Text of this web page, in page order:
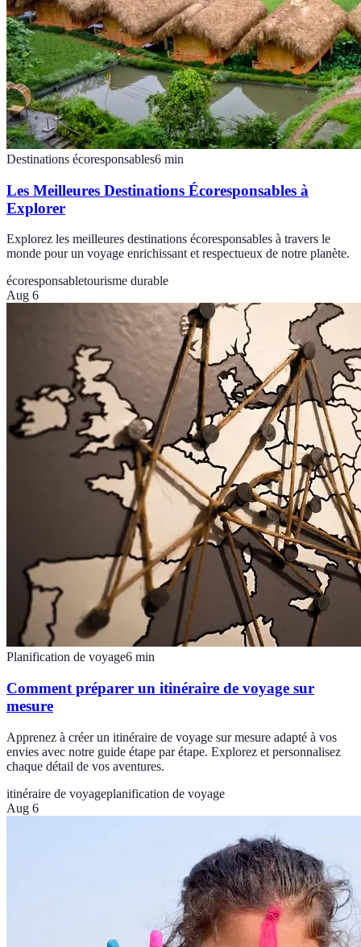
Destinations écoresponsables6 min
Les Meilleures Destinations Écoresponsables à
Explorer
Explorez les meilleures destinations écoresponsables à travers le
monde pour un voyage enrichissant et respectueux de notre planète.
écoresponsabletourisme durable
Aug 6
Planification de voyage6 min
Comment préparer un itinéraire de voyage sur
mesure
Apprenez à créer un itinéraire de voyage sur mesure adapté à vos
envies avec notre guide étape par étape. Explorez et personnalisez
chaque détail de vos aventures.
itinéraire de voyageplanification de voyage
Aug 6